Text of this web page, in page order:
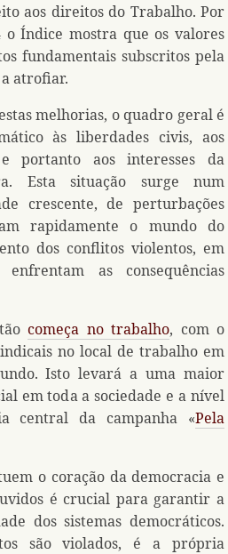
aos direitos do Trabalho. Por
Índice mostra que os valores
fundamentais subscritos pela
atrofiar.
melhorias, o quadro geral é
às liberdades civis, aos
portanto aos interesses da
Esta situação surge num
crescente, de perturbações
rapidamente o mundo do
dos conflitos violentos, em
as consequências
começa no trabalho, com o
no local de trabalho em
Isto levará a uma maior
em toda a sociedade e a nível
central da campanha «Pela
o coração da democracia e
é crucial para garantir a
dos sistemas democráticos.
são violados, é a própria